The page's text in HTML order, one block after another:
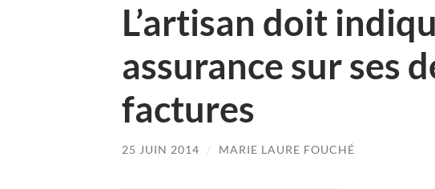
L’artisan doit
assurance sur ses
factures
25 JUIN 2014 / MARIE LAURE FOUCHÉ